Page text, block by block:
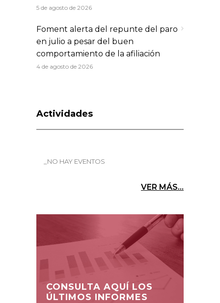
5 de agosto de 2026
Foment alerta del repunte del paro
en julio a pesar del buen
comportamiento de la afiliación
4 de agosto de 2026
Actividades
_NO HAY EVENTOS
VER MÁS...
CONSULTA AQUÍ LOS
ÚLTIMOS INFORMES